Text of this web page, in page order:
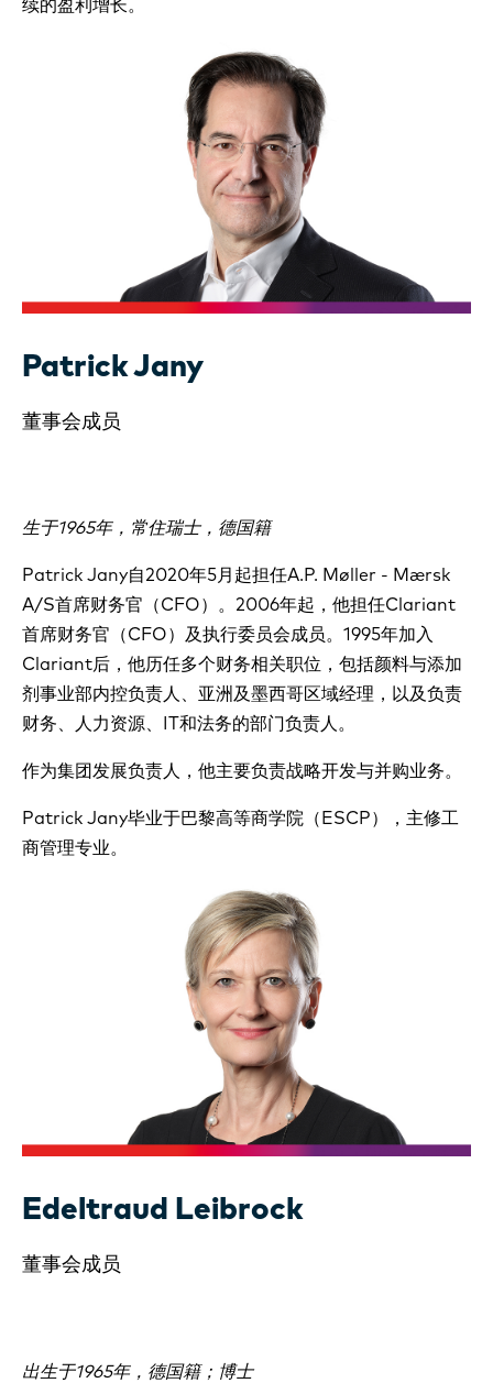
续的盈利增长。
Patrick Jany
董事会成员
生于1965年，常住瑞士，德国籍
Patrick Jany自2020年5月起担任A.P. Møller - Mærsk
A/S首席财务官（CFO）。2006年起，他担任Clariant
首席财务官（CFO）及执行委员会成员。1995年加入
Clariant后，他历任多个财务相关职位，包括颜料与添加
剂事业部内控负责人、亚洲及墨西哥区域经理，以及负责
财务、人力资源、IT和法务的部门负责人。
作为集团发展负责人，他主要负责战略开发与并购业务。
Patrick Jany毕业于巴黎高等商学院（ESCP），主修工
商管理专业。
Edeltraud Leibrock
董事会成员
出生于1965年，德国籍；博士